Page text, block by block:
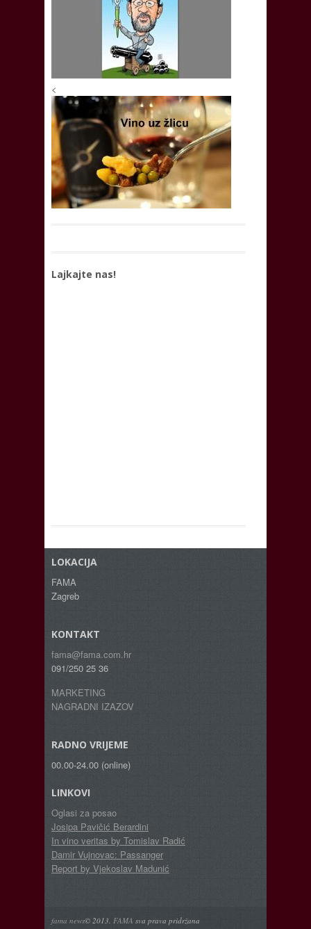
<
Lajkajte nas!
LOKACIJA
FAMA
Zagreb
KONTAKT
fama@fama.com.hr
091/250 25 36
MARKETING
NAGRADNI IZAZOV
RADNO VRIJEME
00.00-24.00 (online)
LINKOVI
Oglasi za posao
Josipa Pavičić Berardini
In vino veritas by Tomislav Radić
Damir Vujnovac: Passanger
Report by Vjekoslav Madunić
fama news© 2013. FAMA sva prava pridržana